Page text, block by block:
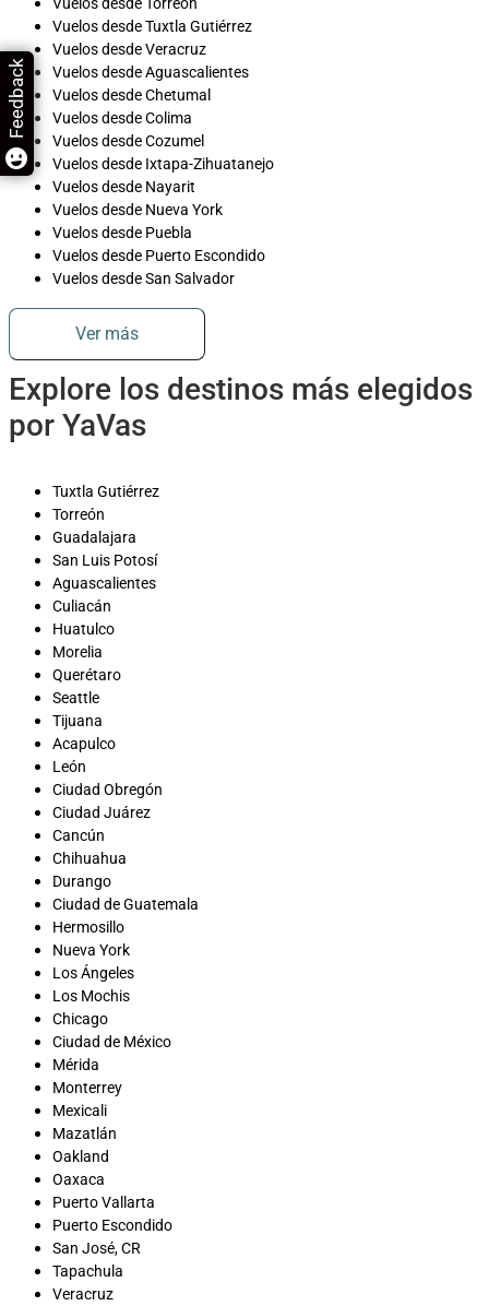
Vuelos desde Tuxtla Gutiérrez
Vuelos desde Veracruz
Vuelos desde Aguascalientes
Vuelos desde Chetumal
Vuelos desde Colima
Vuelos desde Cozumel
Vuelos desde Ixtapa-Zihuatanejo
Vuelos desde Nayarit
Vuelos desde Nueva York
Vuelos desde Puebla
Vuelos desde Puerto Escondido
Vuelos desde San Salvador
Ver más
Explore los destinos más elegidos
por YaVas
Tuxtla Gutiérrez
Torreón
Guadalajara
San Luis Potosí
Aguascalientes
Culiacán
Huatulco
Morelia
Querétaro
Seattle
Tijuana
Acapulco
León
Ciudad Obregón
Ciudad Juárez
Cancún
Chihuahua
Durango
Ciudad de Guatemala
Hermosillo
Nueva York
Los Ángeles
Los Mochis
Chicago
Ciudad de México
Mérida
Monterrey
Mexicali
Mazatlán
Oakland
Oaxaca
Puerto Vallarta
Puerto Escondido
San José, CR
Tapachula
Veracruz
Feedback